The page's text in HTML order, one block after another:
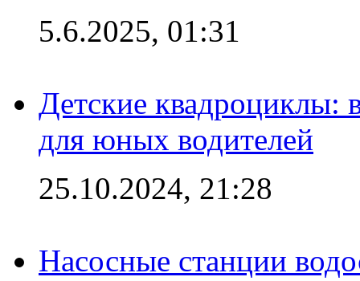
5.6.2025, 01:31
Детские квадроциклы:
для юных водителей
25.10.2024, 21:28
Насосные станции